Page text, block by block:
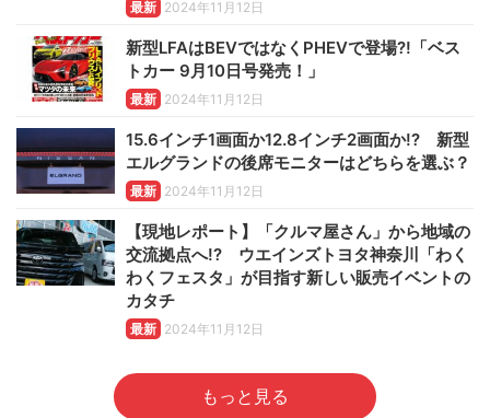
最新 2024年11月12日
新型LFAはBEVではなくPHEVで登場?!「ベス
トカー 9月10日号発売！」
最新 2024年11月12日
15.6インチ1画面か12.8インチ2画面か!? 新型
エルグランドの後席モニターはどちらを選ぶ？
最新 2024年11月12日
【現地レポート】「クルマ屋さん」から地域の
交流拠点へ!? ウエインズトヨタ神奈川「わく
わくフェスタ」が目指す新しい販売イベントの
カタチ
最新 2024年11月12日
もっと見る